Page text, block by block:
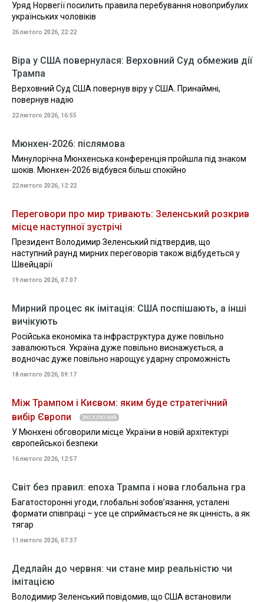
Уряд Норвегії посилить правила перебування новоприбулих
українських чоловіків
26 лютого 2026, 22:22
Віра у США повернулася: Верховний Суд обмежив дії
Трампа
Верховний Суд США повернув віру у США. Принаймні,
повернув надію
22 лютого 2026, 16:55
Мюнхен-2026: післямова
Минулорічна Мюнхенська конференція пройшла під знаком
шоків. Мюнхен-2026 відбувся більш спокійно
22 лютого 2026, 12:22
Переговори про мир тривають: Зеленський розкрив
місце наступної зустрічі
Президент Володимир Зеленський підтвердив, що
наступний раунд мирних переговорів також відбудеться у
Швейцарії
19 лютого 2026, 07:07
Мирний процес як імітація: США поспішають, а інші
вичікують
Російська економіка та інфраструктура дуже повільно
завалюються. Україна дуже повільно виснажується, а
водночас дуже повільно нарощує ударну спроможність
18 лютого 2026, 09:17
Між Трампом і Києвом: яким буде стратегічний
вибір Європи
У Мюнхені обговорили місце України в новій архітектурі
європейської безпеки
16 лютого 2026, 12:57
Світ без правил: епоха Трампа і нова глобальна гра
Багатосторонні угоди, глобальні зобов’язання, усталені
формати співпраці – усе це сприймається не як цінність, а як
тягар
11 лютого 2026, 07:37
Дедлайн до червня: чи стане мир реальністю чи
імітацією
Володимир Зеленський повідомив, що США встановили